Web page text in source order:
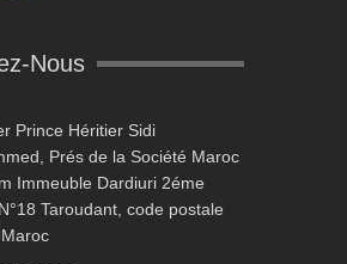
Nous
Prince Héritier Sidi
Prés de la Société Maroc
Immeuble Dardiuri 2éme
Taroudant, code postale